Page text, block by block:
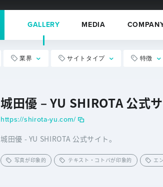
GALLERY MEDIA
業界 サイトタイプ 特徴
城田優 – YU SHIROTA 公式
https://shirota-yu.com/
城田優 - YU SHIROTA 公式サイト。
写真が印象的 テキスト・コトバが印象的 エ